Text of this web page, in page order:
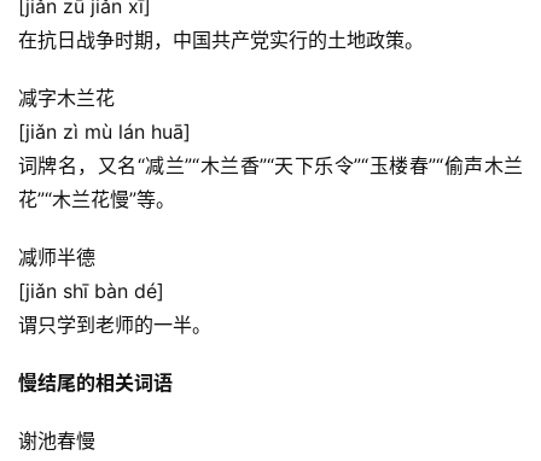
[jiǎn zū jiǎn xī]
在抗日战争时期，中国共产党实行的土地政策。
减字木兰花
[jiǎn zì mù lán huā]
词牌名，又名“减兰”“木兰香”“天下乐令”“玉楼春”“偷声木兰
花”“木兰花慢”等。
减师半德
[jiǎn shī bàn dé]
谓只学到老师的一半。
慢结尾的相关词语
谢池春慢